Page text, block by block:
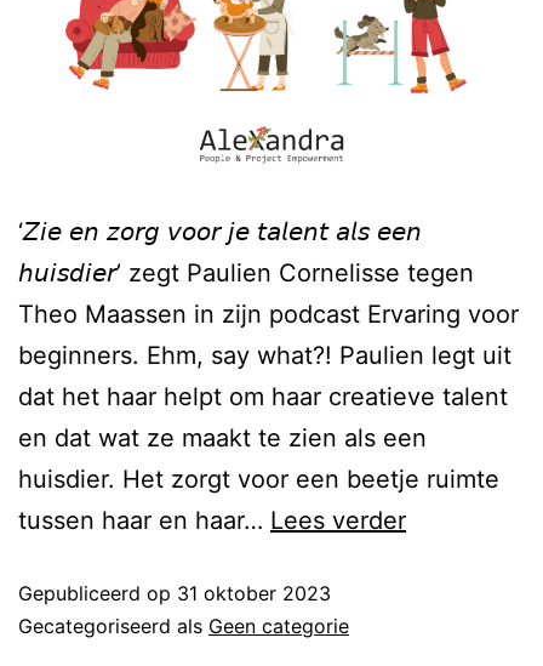
‘𝘡𝘪𝘦 𝘦𝘯 𝘻𝘰𝘳𝘨 𝘷𝘰𝘰𝘳 𝘫𝘦 𝘵𝘢𝘭𝘦𝘯𝘵 𝘢𝘭𝘴 𝘦𝘦𝘯
𝘩𝘶𝘪𝘴𝘥𝘪𝘦𝘳’ zegt Paulien Cornelisse tegen
Theo Maassen in zijn podcast Ervaring voor
beginners. Ehm, say what?! Paulien legt uit
dat het haar helpt om haar creatieve talent
en dat wat ze maakt te zien als een
huisdier. Het zorgt voor een beetje ruimte
tussen haar en haar… Lees verder
Gepubliceerd op 31 oktober 2023
Gecategoriseerd als Geen categorie